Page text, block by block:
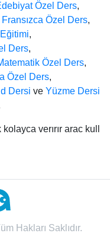
Özel Ders,
Fransızca Özel Ders,
,
Ders,
Özel Ders,
Özel Ders,
Dersi ve Yüzme Dersi
verırır arac kull
Hakları Saklıdır.